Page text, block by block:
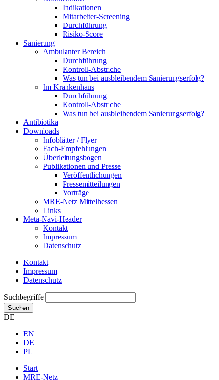
Indikationen
Mitarbeiter-Screening
Durchführung
Risiko-Score
Sanierung
Ambulanter Bereich
Durchführung
Kontroll-Abstriche
Was tun bei ausbleibendem Sanierungserfolg?
Im Krankenhaus
Durchführung
Kontroll-Abstriche
Was tun bei ausbleibendem Sanierungserfolg?
Antibiotika
Downloads
Infoblätter / Flyer
Fach-Empfehlungen
Überleitungsbogen
Publikationen und Presse
Veröffentlichungen
Pressemitteilungen
Vorträge
MRE-Netz Mittelhessen
Links
Meta-Navi-Header
Kontakt
Impressum
Datenschutz
Kontakt
Impressum
Datenschutz
Suchbegriffe
Suchen
DE
EN
DE
PL
Start
MRE-Netz